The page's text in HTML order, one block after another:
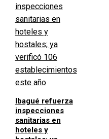
Ibagué refuerza
inspecciones
sanitarias en
hoteles y